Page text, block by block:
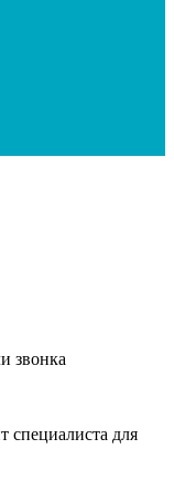
звонка
специалиста для